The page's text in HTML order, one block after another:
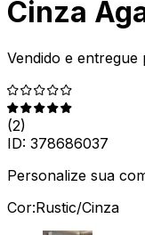
Cinza
Vendido e entregue
(2)
ID: 378686037
Personalize sua
Cor:Rustic/Cinza